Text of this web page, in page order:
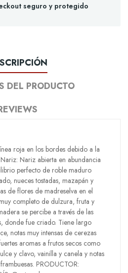
seguro y protegido
DEL PRODUCTO
roja en los bordes debido a la
Nariz abierta en abundancia
perfecto de roble maduro
nueces tostadas, mazapán y
de flores de madreselva en el
completo de dulzura, fruta y
se percibe a través de las
donde fue criado. Tiene largo
notas muy intensas de cerezas
aromas a frutos secos como
y clavo, vainilla y canela y notas
PRODUCTOR: